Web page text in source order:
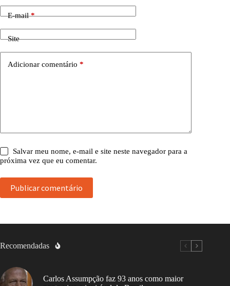
E-mail*
Site
Adicionar comentário *
Salvar meu nome, e-mail e site neste navegador para a
próxima vez que eu comentar.
Publicar comentário
Recomendadas
Carlos Assumpção faz 93 anos como maior